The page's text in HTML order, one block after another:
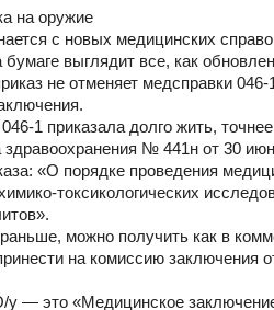
на оружие
с новых медицинских
выглядит все, как
не отменяет медсправки
1 приказала долго жить,
№ 441н от 30
«О порядке проведения
токсикологических
можно получить как в
на комиссию заключения
— это «Медицинское